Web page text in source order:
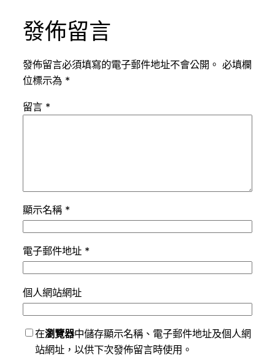
發佈留言
發佈留言必須填寫的電子郵件地址不會公開。 必填欄
位標示為 *
留言 *
顯示名稱 *
電子郵件地址 *
個人網站網址
在瀏覽器中儲存顯示名稱、電子郵件地址及個人網
站網址，以供下次發佈留言時使用。